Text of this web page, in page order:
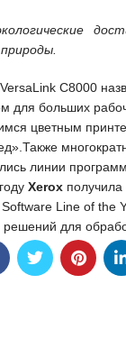
C8000
для больших
цветным
линии
Xerox
Line of the
для